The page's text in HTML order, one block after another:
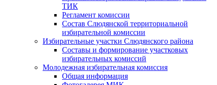
ТИК
Регламент комиссии
Состав Слюдянской территориальной
избирательной комиссии
Избирательные участки Слюдянского района
Составы и формирование участковых
избирательных комиссий
Молодежная избирательная комиссия
Общая информация